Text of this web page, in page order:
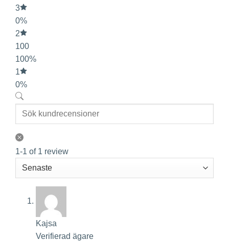
3
0%
2
100
100%
1
0%
1-1 of 1 review
Kajsa
Verifierad ägare